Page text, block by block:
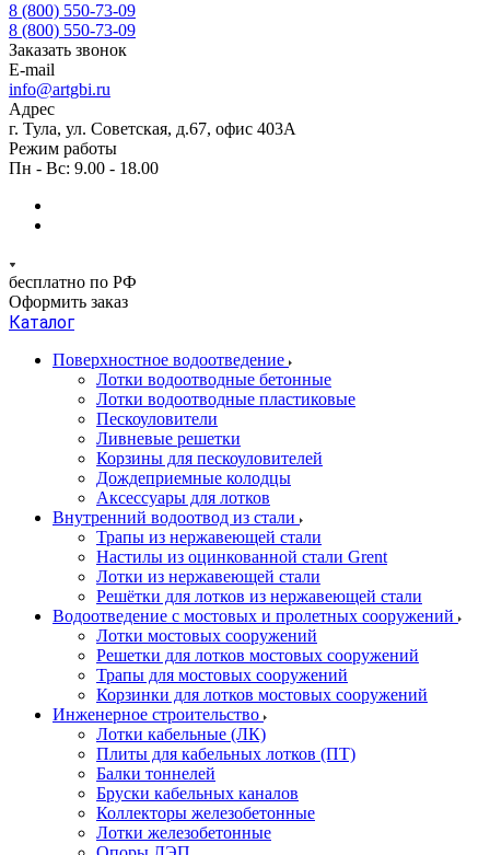
8 (800) 550-73-09
8 (800) 550-73-09
Заказать звонок
E-mail
info@artgbi.ru
Адрес
г. Тула, ул. Советская, д.67, офис 403А
Режим работы
Пн - Вс: 9.00 - 18.00
бесплатно по РФ
Оформить заказ
Каталог
Поверхностное водоотведение
Лотки водоотводные бетонные
Лотки водоотводные пластиковые
Пескоуловители
Ливневые решетки
Корзины для пескоуловителей
Дождеприемные колодцы
Аксессуары для лотков
Внутренний водоотвод из стали
Трапы из нержавеющей стали
Настилы из оцинкованной стали Grent
Лотки из нержавеющей стали
Решётки для лотков из нержавеющей стали
Водоотведение с мостовых и пролетных сооружений
Лотки мостовых сооружений
Решетки для лотков мостовых сооружений
Трапы для мостовых сооружений
Корзинки для лотков мостовых сооружений
Инженерное строительство
Лотки кабельные (ЛК)
Плиты для кабельных лотков (ПТ)
Балки тоннелей
Бруски кабельных каналов
Коллекторы железобетонные
Лотки железобетонные